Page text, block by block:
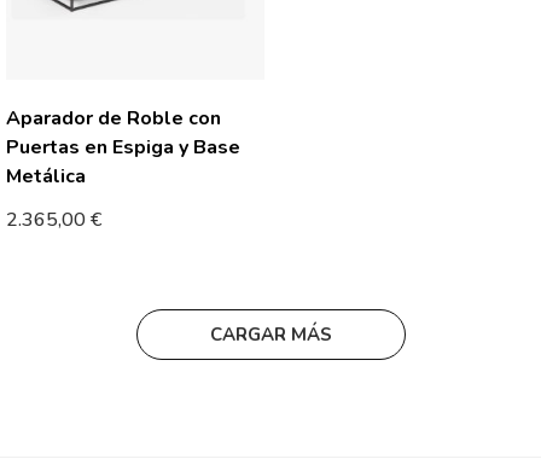
Aparador de Roble con
Puertas en Espiga y Base
Metálica
2.365,00€
CARGAR MÁS